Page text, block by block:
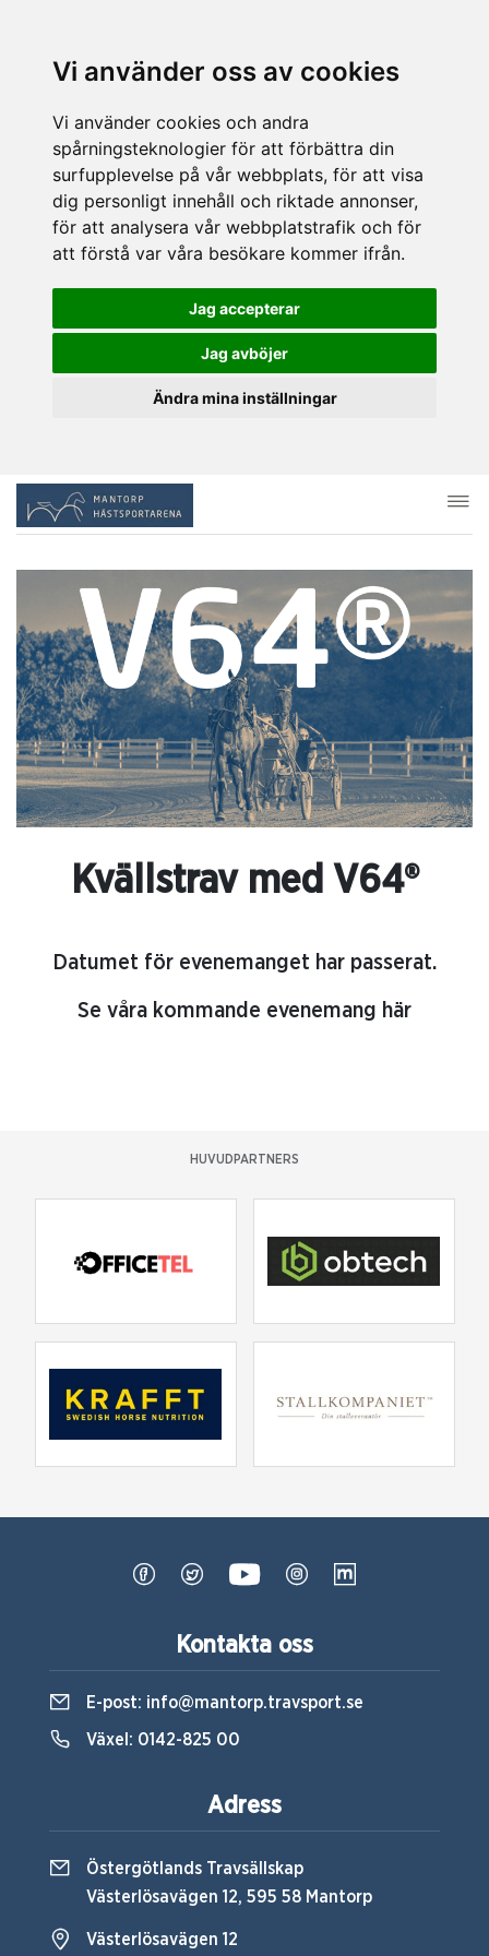
Vi använder oss av cookies
Vi använder cookies och andra
spårningsteknologier för att förbättra din
surfupplevelse på vår webbplats, för att visa
dig personligt innehåll och riktade annonser,
för att analysera vår webbplatstrafik och för
att förstå var våra besökare kommer ifrån.
Jag accepterar
Jag avböjer
Ändra mina inställningar
Kvällstrav med V64®
Datumet för evenemanget har passerat.
Se våra kommande evenemang här
HUVUDPARTNERS
Kontakta oss
E-post: info@mantorp.travsport.se
Växel: 0142-825 00
Adress
Östergötlands Travsällskap
Västerlösavägen 12, 595 58 Mantorp
Västerlösavägen 12